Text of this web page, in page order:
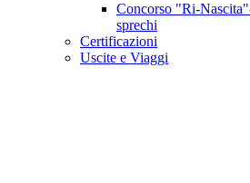
Concorso "Ri-
sprechi
Certificazioni
Uscite e Viaggi